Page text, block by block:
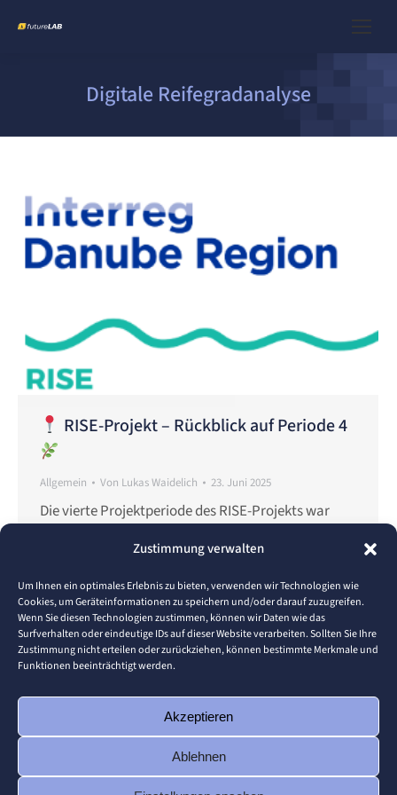
Zustimmung verwalten
Um Ihnen ein optimales Erlebnis zu bieten, verwenden wir Technologien wie
Cookies, um Geräteinformationen zu speichern und/oder darauf zuzugreifen.
Wenn Sie diesen Technologien zustimmen, können wir Daten wie das
Surfverhalten oder eindeutige IDs auf dieser Website verarbeiten. Sollten Sie Ihre
Zustimmung nicht erteilen oder zurückziehen, können bestimmte Merkmale und
Funktionen beeinträchtigt werden.
Akzeptieren
Ablehnen
Digitale Reifegradanalyse
RISE-Projekt – Rückblick auf Periode 4
Allgemein Von Lukas Waidelich 23. Juni 2025
Die vierte Projektperiode des RISE-Projekts war
Zusammenarbeit und gezielten Maßnahmen zum
Kapazitätsaufbau. Ziel war es, kleine und mittlere
Unternehmen (KMU) in ihrer digitalen und
ökologischen Transformation wirkungsvoll zu
unterstützen.
Partnertreffen in Belgrad (13.–14.
März)In Belgrad kamen die RISE-Partner aus der
gesamten Donauregion zusammen, um die
bisherigen Erfolge zu evaluieren,…